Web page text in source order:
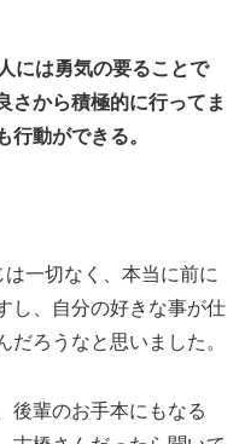
には勇気の要ることで
さから積極的に行ってま
行動ができる。
は一切なく、本当に前に
し、自分の好きな事が仕
ろうなと思いました。
後輩のお手本にもなる